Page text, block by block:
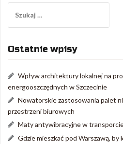
Ostatnie wpisy
Wpływ architektury lokalnej na
energooszczędnych w Szczecinie
Nowatorskie zastosowania palet
przestrzeni biurowych
Maty antywibracyjne w
Gdzie mieszkać pod Warszawą, by